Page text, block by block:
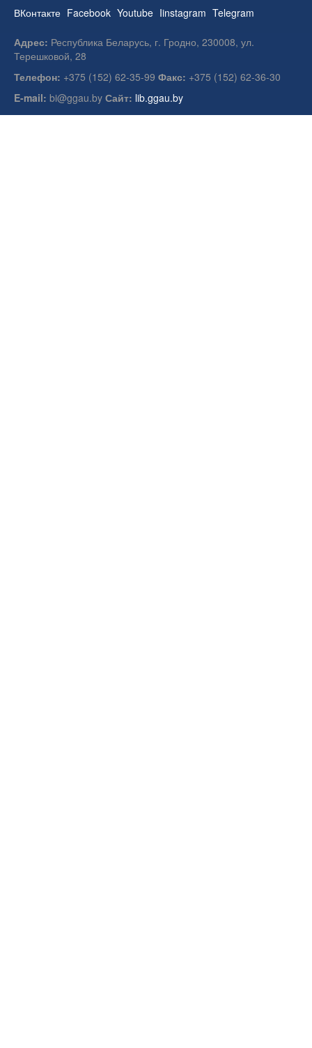
ВКонтакте Facebook Youtube Iinstagram Telegram
Адрес: Республика Беларусь, г. Гродно, 230008, ул.
Терешковой, 28
Телефон: +375 (152) 62-35-99 Факс: +375 (152) 62-36-30
E-mail: bi@ggau.by Сайт: lib.ggau.by